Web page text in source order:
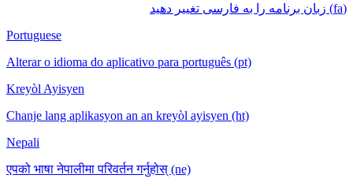
(fa) زبان برنامه را به فارسی تغییر دهید
Portuguese
Alterar o idioma do aplicativo para português (pt)
Kreyòl Ayisyen
Chanje lang aplikasyon an an kreyòl ayisyen (ht)
Nepali
एपको भाषा नेपालीमा परिवर्तन गर्नुहोस् (ne)